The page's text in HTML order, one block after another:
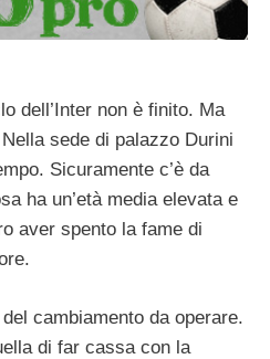
dell’Inter non è finito. Ma
sede di palazzo Durini
Sicuramente c’è da
ha un’età media elevata e
aver spento la fame di
cambiamento da operare.
di far cassa con la